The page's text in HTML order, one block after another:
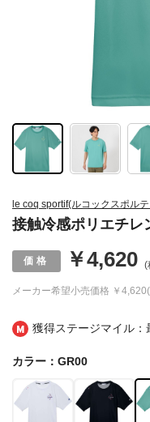
獲得ステージマイル：
le coq sportif(ルコックスポル
接触冷感ポリエチレ
メーカー希望小売価格 ￥
￥4,620 (
カラー：GR00